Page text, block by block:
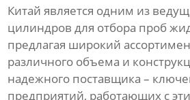
Китай является одним из
цилиндров для отбора проб
предлагая широкий
различного объема и
надежного поставщика –
предприятий, работающих с